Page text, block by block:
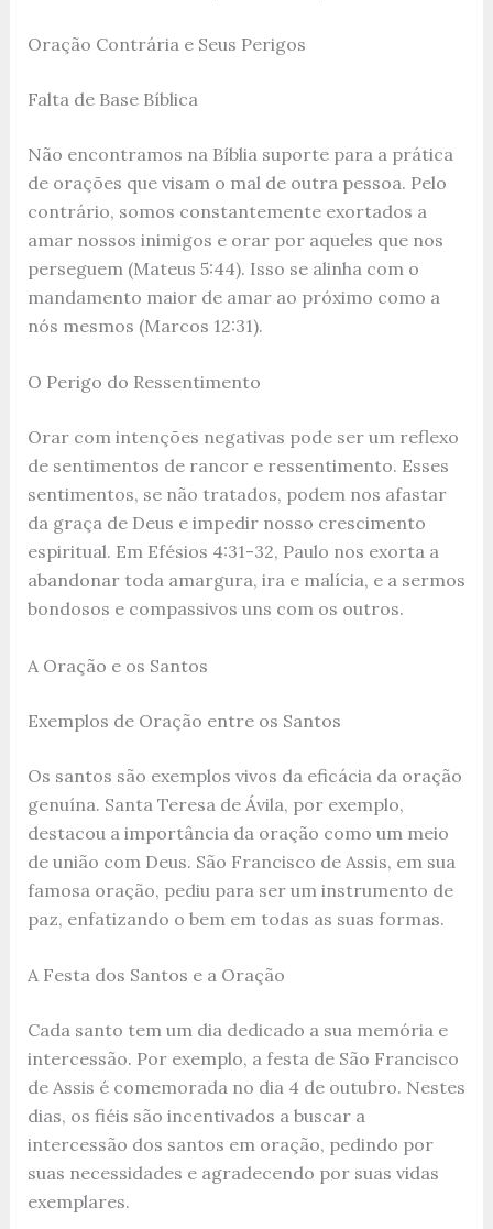
Oração Contrária e Seus Perigos
Falta de Base Bíblica
Não encontramos na Bíblia suporte para a prática
de orações que visam o mal de outra pessoa. Pelo
contrário, somos constantemente exortados a
amar nossos inimigos e orar por aqueles que nos
perseguem (Mateus 5:44). Isso se alinha com o
mandamento maior de amar ao próximo como a
nós mesmos (Marcos 12:31).
O Perigo do Ressentimento
Orar com intenções negativas pode ser um reflexo
de sentimentos de rancor e ressentimento. Esses
sentimentos, se não tratados, podem nos afastar
da graça de Deus e impedir nosso crescimento
espiritual. Em Efésios 4:31-32, Paulo nos exorta a
abandonar toda amargura, ira e malícia, e a sermos
bondosos e compassivos uns com os outros.
A Oração e os Santos
Exemplos de Oração entre os Santos
Os santos são exemplos vivos da eficácia da oração
genuína. Santa Teresa de Ávila, por exemplo,
destacou a importância da oração como um meio
de união com Deus. São Francisco de Assis, em sua
famosa oração, pediu para ser um instrumento de
paz, enfatizando o bem em todas as suas formas.
A Festa dos Santos e a Oração
Cada santo tem um dia dedicado a sua memória e
intercessão. Por exemplo, a festa de São Francisco
de Assis é comemorada no dia 4 de outubro. Nestes
dias, os fiéis são incentivados a buscar a
intercessão dos santos em oração, pedindo por
suas necessidades e agradecendo por suas vidas
exemplares.